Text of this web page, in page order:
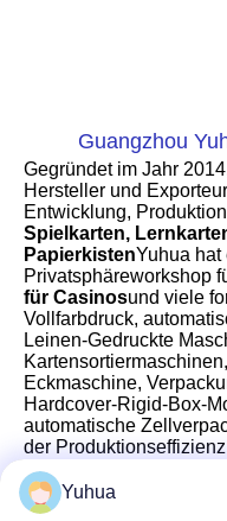
Guangzhou
Gegründet im Jahr
Hersteller und
Entwicklung,
Spielkarten,
PapierkistenYuhua hat
Privatsphäreworkshop
für Casinosund viele
Vollfarbdruck,
Leinen-Gedruckte
Eckmaschine,
Hardcover-Rigid-Box-
automatische
der
Einhaltung
die auf den
weltweiten Markt
Yuhua